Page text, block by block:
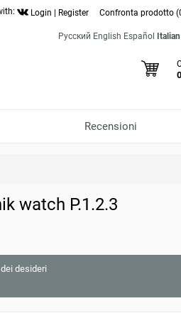
Login Register Confronta prodotto
Русский English Español Italian
Recensioni
watch Р.1.2.3
desideri